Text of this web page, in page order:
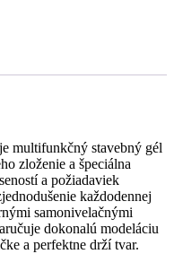
stavebný gél
zloženie a špeciálna
a požiadaviek
každodennej
samonivelačnými
dokonalú modeláciu
a perfektne drží tvar.